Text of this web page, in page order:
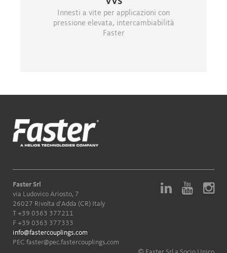
Innesti a vite per applicazioni con
pressione elevata, intercambiabilità
Faster
Faster Srl
via Ludovico Ariosto, 7
26027 Rivolta d'Adda (CR) Italy
T +39 0363 377211
F +39 0363 377333
info@fastercouplings.com
PEC faster@pec.fastercouplings.com